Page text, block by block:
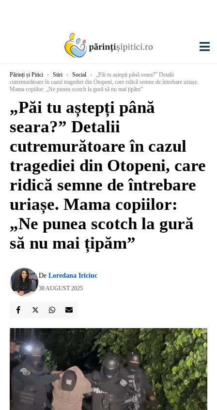
Părinți și Pitici › Stiri › Social ›
„Păi tu aștepți până seara?” Detalii
cutremurătoare în cazul tragediei din Otopeni, care ridică semne de întrebare uriașe.
Mama copiilor: „Ne punea scotch la gură să nu mai țipăm”
„Păi tu aștepți până
seara?” Detalii
cutremurătoare în cazul
tragediei din Otopeni, care
ridică semne de întrebare
uriașe. Mama copiilor:
„Ne punea scotch la gură
să nu mai țipăm”
De Loredana Iriciuc
30 AUGUST 2025